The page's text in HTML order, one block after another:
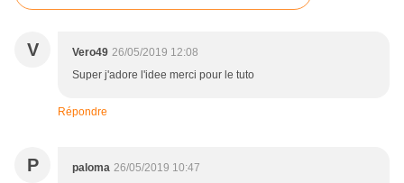
V Vero49 26/05/2019 12:08
Super j'adore l'idee merci pour le tuto
Répondre
P paloma 26/05/2019 10:47